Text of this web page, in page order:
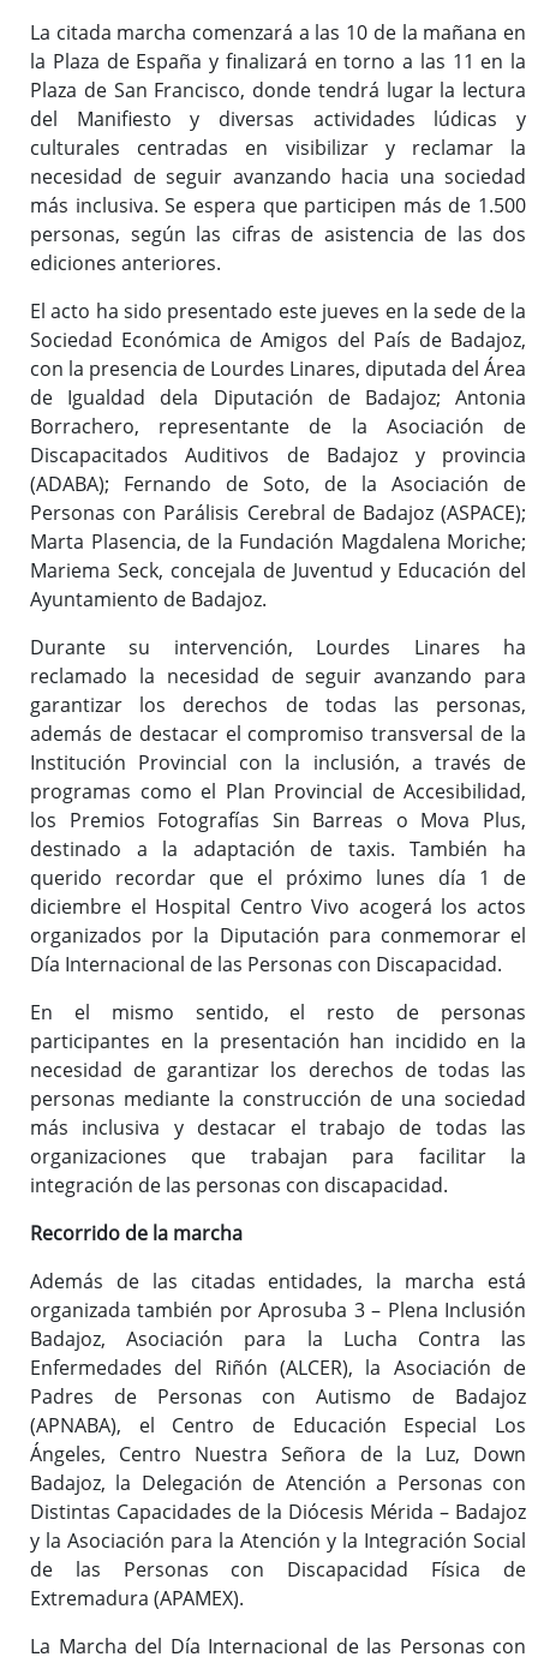
La citada marcha comenzará a las 10 de la mañana en
la Plaza de España y finalizará en torno a las 11 en la
Plaza de San Francisco, donde tendrá lugar la lectura
del Manifiesto y diversas actividades lúdicas y
culturales centradas en visibilizar y reclamar la
necesidad de seguir avanzando hacia una sociedad
más inclusiva. Se espera que participen más de 1.500
personas, según las cifras de asistencia de las dos
ediciones anteriores.
El acto ha sido presentado este jueves en la sede de la
Sociedad Económica de Amigos del País de Badajoz,
con la presencia de Lourdes Linares, diputada del Área
de Igualdad dela Diputación de Badajoz; Antonia
Borrachero, representante de la Asociación de
Discapacitados Auditivos de Badajoz y provincia
(ADABA); Fernando de Soto, de la Asociación de
Personas con Parálisis Cerebral de Badajoz (ASPACE);
Marta Plasencia, de la Fundación Magdalena Moriche;
Mariema Seck, concejala de Juventud y Educación del
Ayuntamiento de Badajoz.
Durante su intervención, Lourdes Linares ha
reclamado la necesidad de seguir avanzando para
garantizar los derechos de todas las personas,
además de destacar el compromiso transversal de la
Institución Provincial con la inclusión, a través de
programas como el Plan Provincial de Accesibilidad,
los Premios Fotografías Sin Barreas o Mova Plus,
destinado a la adaptación de taxis. También ha
querido recordar que el próximo lunes día 1 de
diciembre el Hospital Centro Vivo acogerá los actos
organizados por la Diputación para conmemorar el
Día Internacional de las Personas con Discapacidad.
En el mismo sentido, el resto de personas
participantes en la presentación han incidido en la
necesidad de garantizar los derechos de todas las
personas mediante la construcción de una sociedad
más inclusiva y destacar el trabajo de todas las
organizaciones que trabajan para facilitar la
integración de las personas con discapacidad.
Recorrido de la marcha
Además de las citadas entidades, la marcha está
organizada también por Aprosuba 3 – Plena Inclusión
Badajoz, Asociación para la Lucha Contra las
Enfermedades del Riñón (ALCER), la Asociación de
Padres de Personas con Autismo de Badajoz
(APNABA), el Centro de Educación Especial Los
Ángeles, Centro Nuestra Señora de la Luz, Down
Badajoz, la Delegación de Atención a Personas con
Distintas Capacidades de la Diócesis Mérida – Badajoz
y la Asociación para la Atención y la Integración Social
de las Personas con Discapacidad Física de
Extremadura (APAMEX).
La Marcha del Día Internacional de las Personas con